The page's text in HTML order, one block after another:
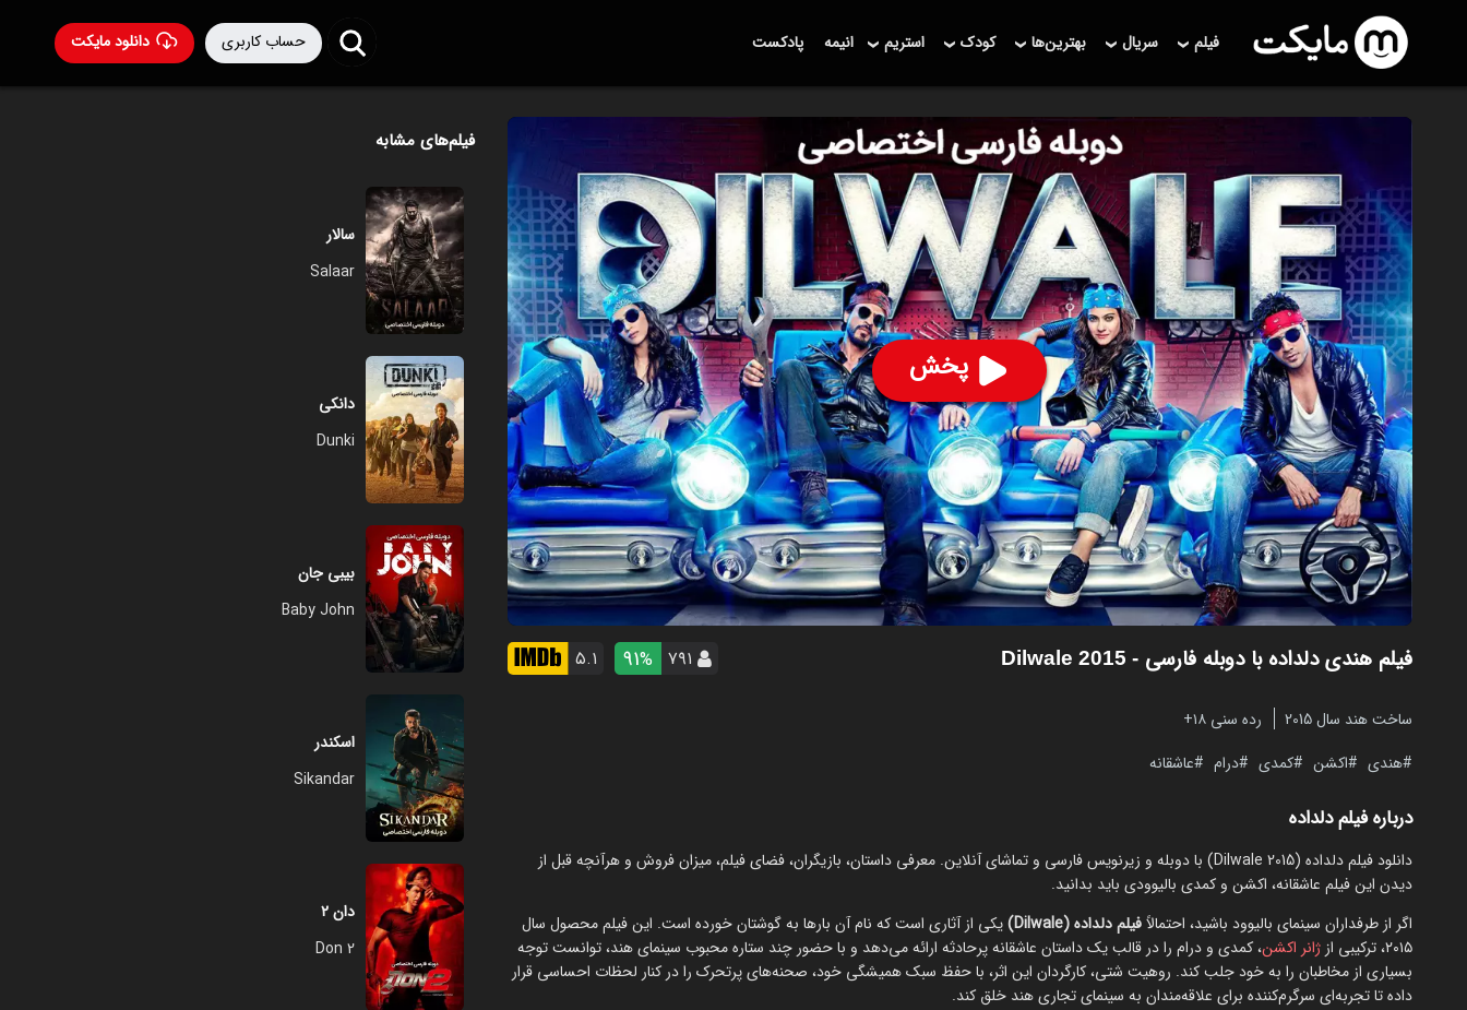
دانلود مایکت حساب کاربری فیلم سریال بهترین‌ها کودک استریم انیمه پادکست
پخش
فیلم هندی دلداده با دوبله فارسی - Dilwale 2015 ۷۹۱ 91% ۵.۱
ساخت هند سال 2015
رده سنی ۱۸+
هندی
اکشن کمدی درام عاشقانه
درباره فیلم دلداده
دانلود فیلم دلداده (Dilwale 2015) با دوبله و زیرنویس فارسی و تماشای آنلاین. معرفی داستان، بازیگران، فضای فیلم، میزان فروش و هرآنچه قبل از
دیدن این فیلم عاشقانه، اکشن و کمدی بالیوودی باید بدانید.
اگر از طرفداران سینمای بالیوود باشید، احتمالاًفیلم دلداده (Dilwale)
یکی از آثاری است که نام آن بارها به گوشتان خورده است. این فیلم محصول سال
۲۰۱۵، ترکیبی از
ژانر اکشن، کمدی و درام را در قالب یک داستان عاشقانه پرحادثه ارائه می‌دهد و با حضور چند ستاره محبوب سینمای هند، توانست توجه
بسیاری از مخاطبان را به خود جلب کند. روهیت شتی، کارگردان این اثر، با حفظ سبک همیشگی خود، صحنه‌های پرتحرک را در کنار لحظات احساسی قرار
داده تا تجربه‌ای سرگرم‌کننده برای علاقه‌مندان به سینمای تجاری هند خلق کند.
فیلم‌های مشابه
سالار
Salaar
دانکی
Dunki
بیبی جان
Baby John
اسکندر
Sikandar
دان ۲
Don 2